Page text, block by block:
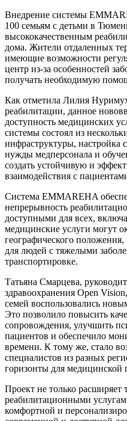
Внедрение системы
100 семьям с детьми в
высококачественным
дома. Жители отдаленных
имеющие возможности
центр из-за особенностей
получать необходимую
Как отметила Лилия
реабилитации, данное
доступность медицинских
системы состоял из
инфраструктуры, настройка
нужды медперсонала и
создать устойчивую и
взаимодействия с
Система EMMAREHA
непрерывность
доступными для всех,
медицинские услуги могут
географического
для людей с тяжелыми
транспортировке.
Татьяна Смарцева,
здравоохранения Open
семей воспользовались
Это позволило повысить
сопровождения, улучшить
пациентов и обеспечило
времени. К тому же, стало
специалистов из разных
горизонты для
Проект не только расширяет
реабилитационными
комфортной и